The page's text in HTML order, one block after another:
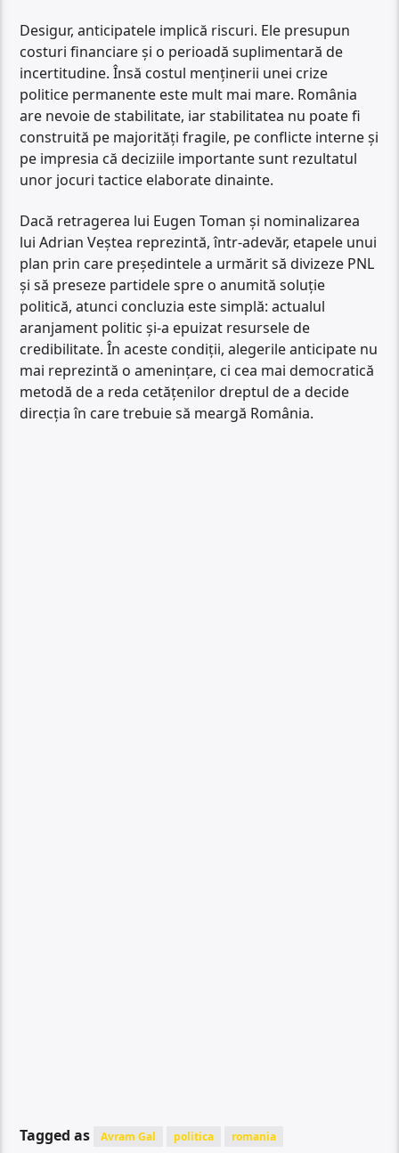
Desigur, anticipatele implică riscuri. Ele presupun
costuri financiare și o perioadă suplimentară de
incertitudine. Însă costul menținerii unei crize
politice permanente este mult mai mare. România
are nevoie de stabilitate, iar stabilitatea nu poate fi
construită pe majorități fragile, pe conflicte interne și
pe impresia că deciziile importante sunt rezultatul
unor jocuri tactice elaborate dinainte.
Dacă retragerea lui Eugen Toman și nominalizarea
lui Adrian Veștea reprezintă, într-adevăr, etapele unui
plan prin care președintele a urmărit să divizeze PNL
și să preseze partidele spre o anumită soluție
politică, atunci concluzia este simplă: actualul
aranjament politic și-a epuizat resursele de
credibilitate. În aceste condiții, alegerile anticipate nu
mai reprezintă o amenințare, ci cea mai democratică
metodă de a reda cetățenilor dreptul de a decide
direcția în care trebuie să meargă România.
Tagged as Avram Gal politica romania